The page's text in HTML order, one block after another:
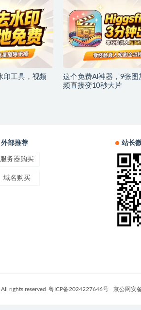
印工具，视频
这个免费AI神器，9张图
频直接变10秒大片
外部推荐
服务器购买
域名购买
站长
All rights reserved 粤ICP备2024227646号 京公网安